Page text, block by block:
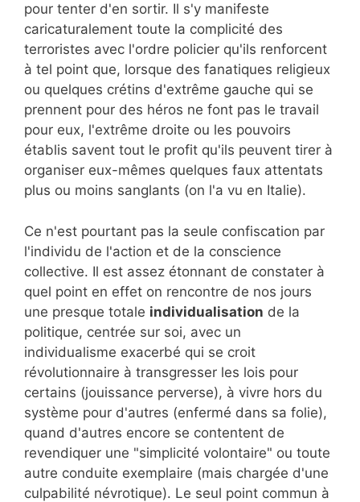
pour tenter d'en sortir. Il s'y manifeste
caricaturalement toute la complicité des
terroristes avec l'ordre policier qu'ils renforcent
à tel point que, lorsque des fanatiques religieux
ou quelques crétins d'extrême gauche qui se
prennent pour des héros ne font pas le travail
pour eux, l'extrême droite ou les pouvoirs
établis savent tout le profit qu'ils peuvent tirer à
organiser eux-mêmes quelques faux attentats
plus ou moins sanglants (on l'a vu en Italie).
Ce n'est pourtant pas la seule confiscation par
l'individu de l'action et de la conscience
collective. Il est assez étonnant de constater à
quel point en effet on rencontre de nos jours
une presque totale individualisation de la
politique, centrée sur soi, avec un
individualisme exacerbé qui se croit
révolutionnaire à transgresser les lois pour
certains (jouissance perverse), à vivre hors du
système pour d'autres (enfermé dans sa folie),
quand d'autres encore se contentent de
revendiquer une "simplicité volontaire" ou toute
autre conduite exemplaire (mais chargée d'une
culpabilité névrotique). Le seul point commun à